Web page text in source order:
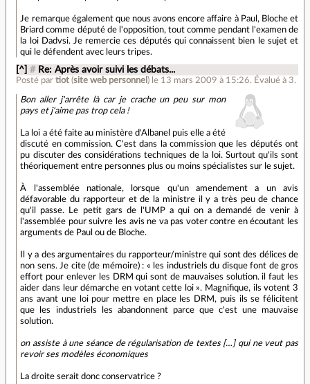
Je remarque également que nous avons encore affaire à Paul, Bloche et
Briard comme député de l'opposition, tout comme pendant l'examen de
la loi Dadvsi. Je remercie ces députés qui connaissent bien le sujet et
qui le défendent avec leurs tripes.
[^] # Re: Après avoir suivi les débats...
Posté partiot (site web personnel ) le 13 mars 2009 à 15:26. Évalué à 3.
Bon aller j'arrête là car je crache un peu sur mon
pays et j'aime pas trop cela !
La loi a été faite au ministère d'Albanel puis elle a été
discuté en commission. C'est dans la commission que les députés ont
pu discuter des considérations techniques de la loi. Surtout qu'ils sont
théoriquement entre personnes plus ou moins spécialistes sur le sujet.
À l'assemblée nationale, lorsque qu'un amendement a un avis
défavorable du rapporteur et de la ministre il y a très peu de chance
qu'il passe. Le petit gars de l'UMP a qui on a demandé de venir à
l'assemblée pour suivre les avis ne va pas voter contre en écoutant les
arguments de Paul ou de Bloche.
Il y a des argumentaires du rapporteur/ministre qui sont des délices de
non sens. Je cite (de mémoire) : « les industriels du disque font de gros
effort pour enlever les DRM qui sont de mauvaises solution. il faut les
aider dans leur démarche en votant cette loi ». Magnifique, ils votent 3
ans avant une loi pour mettre en place les DRM, puis ils se félicitent
que les industriels les abandonnent parce que c'est une mauvaise
solution.
on assiste à une séance de régularisation de textes […] qui ne veut pas
revoir ses modèles économiques
La droite serait donc conservatrice ?